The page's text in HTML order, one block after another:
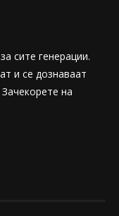
сите генерации.
и се дознаваат
на